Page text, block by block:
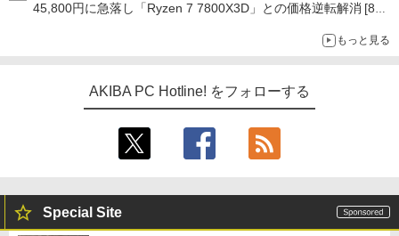
45,800円に急落し「Ryzen 7 7800X3D」との価格逆転解消 [8月
もっと見る
AKIBA PC Hotline! をフォローする
Special Site